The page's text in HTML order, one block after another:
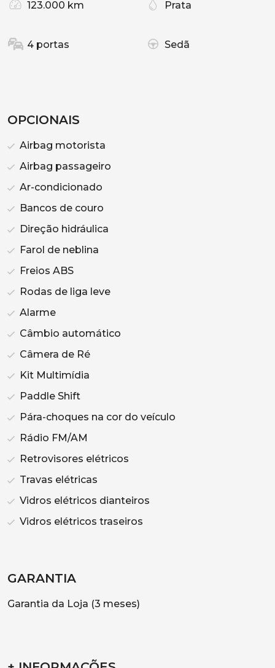
123.000 km Prata
4 portas Sedã
OPCIONAIS
Airbag motorista
Airbag passageiro
Ar-condicionado
Bancos de couro
Direção hidráulica
Farol de neblina
Freios ABS
Rodas de liga leve
Alarme
Câmbio automático
Câmera de Ré
Kit Multimídia
Paddle Shift
Pára-choques na cor do veículo
Rádio FM/AM
Retrovisores elétricos
Travas elétricas
Vidros elétricos dianteiros
Vidros elétricos traseiros
GARANTIA
Garantia da Loja (3 meses)